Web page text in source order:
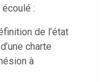
:
de l’état
charte
à